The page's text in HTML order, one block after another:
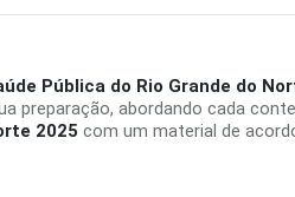
Pública do Rio Grande do
preparação, abordando cada
2025 com um material de